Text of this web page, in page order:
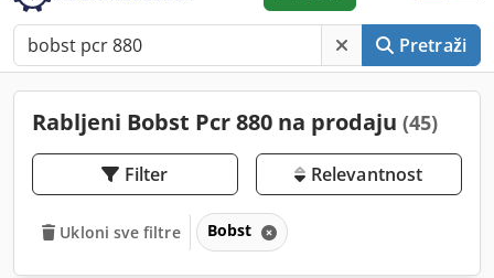
Pretraži
Rabljeni Bobst Pcr 880 na prodaju (45)
Filter Relevantnost
Ukloni sve filtre Bobst